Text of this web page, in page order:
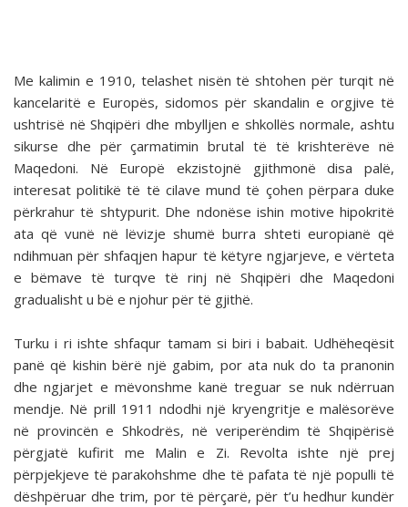
Me kalimin e 1910, telashet nisën të shtohen për turqit në
kancelaritë e Europës, sidomos për skandalin e orgjive të
ushtrisë në Shqipëri dhe mbylljen e shkollës normale, ashtu
sikurse dhe për çarmatimin brutal të të krishterëve në
Maqedoni. Në Europë ekzistojnë gjithmonë disa palë,
interesat politikë të të cilave mund të çohen përpara duke
përkrahur të shtypurit. Dhe ndonëse ishin motive hipokritë
ata që vunë në lëvizje shumë burra shteti europianë që
ndihmuan për shfaqjen hapur të këtyre ngjarjeve, e vërteta
e bëmave të turqve të rinj në Shqipëri dhe Maqedoni
gradualisht u bë e njohur për të gjithë.
Turku i ri ishte shfaqur tamam si biri i babait. Udhëheqësit
panë që kishin bërë një gabim, por ata nuk do ta pranonin
dhe ngjarjet e mëvonshme kanë treguar se nuk ndërruan
mendje. Në prill 1911 ndodhi një kryengritje e malësorëve
në provincën e Shkodrës, në veriperëndim të Shqipërisë
përgjatë kufirit me Malin e Zi. Revolta ishte një prej
përpjekjeve të parakohshme dhe të pafata të një populli të
dëshpëruar dhe trim, por të përçarë, për t’u hedhur kundër